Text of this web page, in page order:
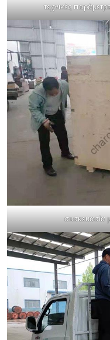
τεχνικές
συσκευασία